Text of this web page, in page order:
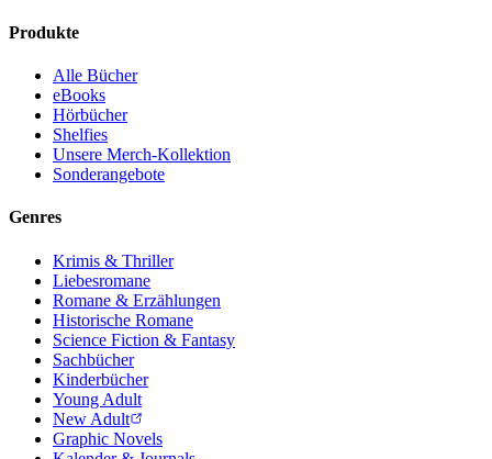
Produkte
Alle Bücher
eBooks
Hörbücher
Shelfies
Unsere Merch-Kollektion
Sonderangebote
Genres
Krimis & Thriller
Liebesromane
Romane & Erzählungen
Historische Romane
Science Fiction & Fantasy
Sachbücher
Kinderbücher
Young Adult
New Adult
Graphic Novels